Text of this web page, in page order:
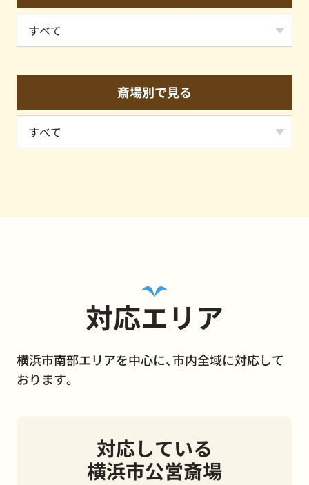
斎場別で見る
対応エリア
横浜市南部エリアを中心に、市内全域に対応して
おります。
対応している
横浜市公営斎場